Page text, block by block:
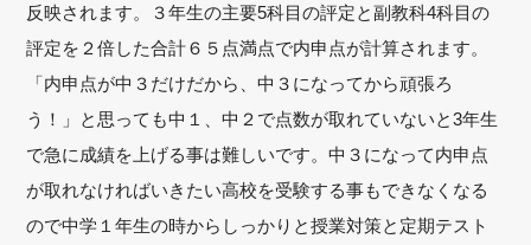
反映されます。３年生の主要5科目の評定と副教科4科目の
評定を２倍した合計６５点満点で内申点が計算されます。
「内申点が中３だけだから、中３になってから頑張ろ
う！」と思っても中１、中２で点数が取れていないと3年生
で急に成績を上げる事は難しいです。中３になって内申点
が取れなければいきたい高校を受験する事もできなくなる
ので中学１年生の時からしっかりと授業対策と定期テスト